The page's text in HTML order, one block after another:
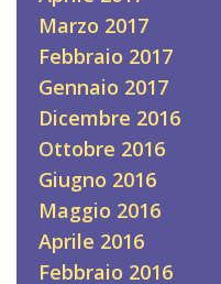
Marzo 2017
Febbraio 2017
Gennaio 2017
Dicembre 2016
Ottobre 2016
Giugno 2016
Maggio 2016
Aprile 2016
Febbraio 2016